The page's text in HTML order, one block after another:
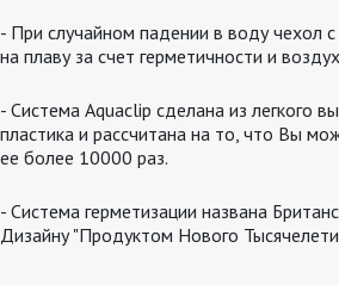
- При случайном падении в воду чехол
на плаву за счет герметичности и
- Система Aquaclip сделана из легкого
пластика и рассчитана на то, что Вы
ее более 10000 раз.
- Система герметизации названа
Дизайну "Продуктом Нового